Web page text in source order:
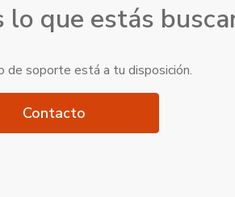
lo que estás
de soporte está a tu disposición.
Contacto